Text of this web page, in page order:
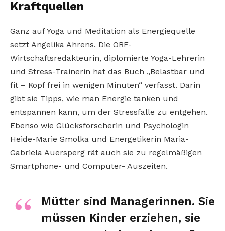
Kraftquellen
Ganz auf Yoga und Meditation als Energiequelle
setzt Angelika Ahrens. Die ORF-
Wirtschaftsredakteurin, diplomierte Yoga-Lehrerin
und Stress-Trainerin hat das Buch „Belastbar und
fit – Kopf frei in wenigen Minuten“ verfasst. Darin
gibt sie Tipps, wie man Energie tanken und
entspannen kann, um der Stressfalle zu entgehen.
Ebenso wie Glücksforscherin und Psychologin
Heide-Marie Smolka und Energetikerin Maria-
Gabriela Auersperg rät auch sie zu regelmäßigen
Smartphone- und Computer- Auszeiten.
Mütter sind Managerinnen. Sie
müssen Kinder erziehen, sie